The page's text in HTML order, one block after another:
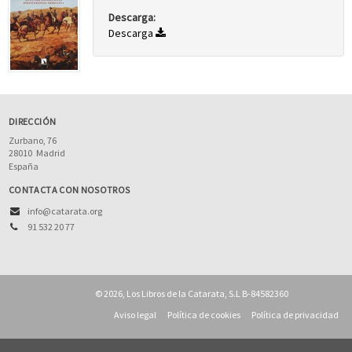
Descarga:
Descarga
DIRECCIÓN
Zurbano, 76
28010 Madrid
España
CONTACTA CON NOSOTROS
info@catarata.org
91 532 20 77
© 2026, Los Libros de la Catarata, S.L B-84582360
Aviso legal
Política de cookies Política de privacidad